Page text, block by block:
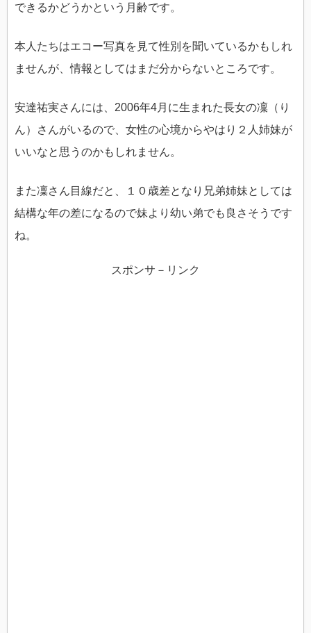
できるかどうかという月齢です。
本人たちはエコー写真を見て性別を聞いているかもしれ
ませんが、情報としてはまだ分からないところです。
安達祐実さんには、2006年4月に生まれた長女の凜（り
ん）さんがいるので、女性の心境からやはり２人姉妹が
いいなと思うのかもしれません。
また凜さん目線だと、１０歳差となり兄弟姉妹としては
結構な年の差になるので妹より幼い弟でも良さそうです
ね。
スポンサ－リンク